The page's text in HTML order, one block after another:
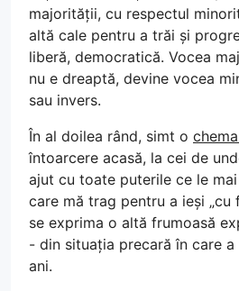
majorității, cu respectul
altă cale pentru a trăi și
liberă, democratică. Vocea
nu e dreaptă, devine vocea
sau invers.
În al doilea rând, simt o
întoarcere acasă, la cei de
ajut cu toate puterile ce le
care mă trag pentru a ieși „cu
se exprima o altă frumoasă
- din situația precară în care
ani.